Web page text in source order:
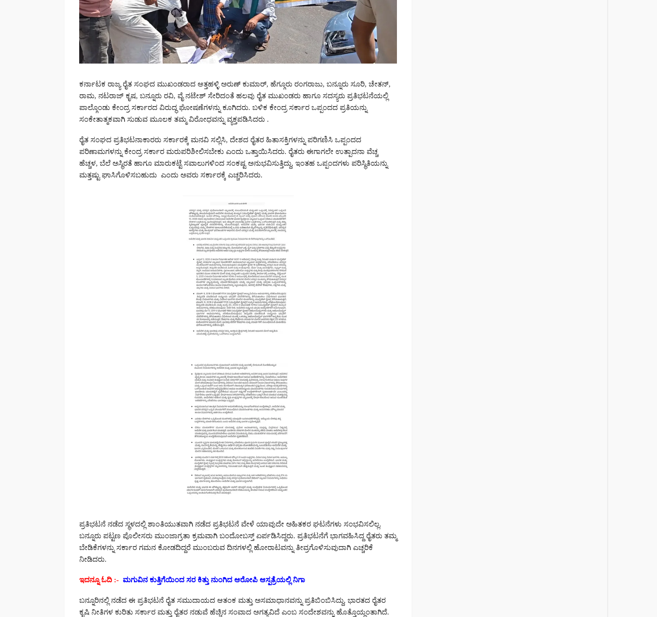
ಕರ್ನಾಟಕ ರಾಜ್ಯ ರೈತ ಸಂಘದ ಮುಖಂಡರಾದ ಆತ್ತಹಳ್ಳಿ ಅರುಣ್ ಕುಮಾರ್, ಹೆಗ್ಗೂರು ರಂಗರಾಜು, ಬನ್ನೂರು ಸೂರಿ, ಚೇತನ್,
ರಾಮ, ನಟರಾಜ್ ಕೃಷ, ಬನ್ನೂರು ರವಿ, ವೈ ನಟೇಶ್ ಸೇರಿದಂತೆ ಹಲವು ರೈತ ಮುಖಂಡರು ಹಾಗೂ ಸದಸ್ಯರು ಪ್ರತಿಭಟನೆಯಲ್ಲಿ
ಪಾಲ್ಗೊಂಡು ಕೇಂದ್ರ ಸರ್ಕಾರದ ವಿರುದ್ಧ ಘೋಷಣೆಗಳನ್ನು ಕೂಗಿದರು. ಬಳಿಕ ಕೇಂದ್ರ ಸರ್ಕಾರ ಒಪ್ಪಂದದ ಪ್ರತಿಯನ್ನು
ಸಂಕೇತಾತ್ಮಕವಾಗಿ ಸುಡುವ ಮೂಲಕ ತಮ್ಮ ವಿರೋಧವನ್ನು ವ್ಯಕ್ತಪಡಿಸಿದರು .
ರೈತ ಸಂಘದ ಪ್ರತಿಭಟನಾಕಾರರು ಸರ್ಕಾರಕ್ಕೆ ಮನವಿ ಸಲ್ಲಿಸಿ, ದೇಶದ ರೈತರ ಹಿತಾಸಕ್ತಿಗಳನ್ನು ಪರಿಗಣಿಸಿ ಒಪ್ಪಂದದ
ಪರಿಣಾಮಗಳನ್ನು ಕೇಂದ್ರ ಸರ್ಕಾರ ಮರುಪರಿಶೀಲಿಸಬೇಕು ಎಂದು ಒತ್ತಾಯಿಸಿದರು. ರೈತರು ಈಗಾಗಲೇ ಉತ್ಪಾದನಾ ವೆಚ್ಚ
ಹೆಚ್ಚಳ, ಬೆಲೆ ಅಸ್ಥಿರತೆ ಹಾಗೂ ಮಾರುಕಟ್ಟೆ ಸವಾಲುಗಳಿಂದ ಸಂಕಷ್ಟ ಅನುಭವಿಸುತ್ತಿದ್ದು, ಇಂತಹ ಒಪ್ಪಂದಗಳು ಪರಿಸ್ಥಿತಿಯನ್ನು
ಮತ್ತಷ್ಟು ಘಾಸಿಗೊಳಿಸಬಹುದು ಎಂದು ಅವರು ಸರ್ಕಾರಕ್ಕೆ ಎಚ್ಚರಿಸಿದರು.
ಪ್ರತಿಭಟನೆ ನಡೆದ ಸ್ಥಳದಲ್ಲಿ ಶಾಂತಿಯುತವಾಗಿ ನಡೆದ ಪ್ರತಿಭಟನೆ ವೇಳೆ ಯಾವುದೇ ಅಹಿತಕರ ಘಟನೆಗಳು ಸಂಭವಿಸಲಿಲ್ಲ.
ಬನ್ನೂರು ಪಟ್ಟಣ ಪೊಲೀಸರು ಮುಂಜಾಗ್ರತಾ ಕ್ರಮವಾಗಿ ಬಂದೋಬಸ್ತ್ ಏರ್ಪಡಿಸಿದ್ದರು. ಪ್ರತಿಭಟನೆಗೆ ಭಾಗವಹಿಸಿದ್ದ ರೈತರು ತಮ್ಮ
ಬೇಡಿಕೆಗಳನ್ನು ಸರ್ಕಾರ ಗಮನ ಕೋಡದಿದ್ದರೆ ಮುಂಬರುವ ದಿನಗಳಲ್ಲಿ ಹೋರಾಟವನ್ನು ತೀವ್ರಗೊಳಿಸುವುದಾಗಿ ಎಚ್ಚರಿಕೆ
ನೀಡಿದರು.
ಇದನ್ನೂ ಓದಿ :- ಮಗುವಿನ ಕುತ್ತಿಗೆಯಿಂದ ಸರ ಕಿತ್ತು ನುಂಗಿದ ಆರೋಪಿ ಆಸ್ಪತ್ರೆಯಲ್ಲಿ ನಿಗಾ
ಬನ್ನೂರಿನಲ್ಲಿ ನಡೆದ ಈ ಪ್ರತಿಭಟನೆ ರೈತ ಸಮುದಾಯದ ಆತಂಕ ಮತ್ತು ಅಸಮಾಧಾನವನ್ನು ಪ್ರತಿಬಿಂಬಿಸಿದ್ದು, ಭಾರತದ ರೈತರ
ಕೃಷಿ ನೀತಿಗಳ ಕುರಿತು ಸರ್ಕಾರ ಮತ್ತು ರೈತರ ನಡುವೆ ಹೆಚ್ಚಿನ ಸಂವಾದ ಅಗತ್ಯವಿದೆ ಎಂಬ ಸಂದೇಶವನ್ನು ಹೊತ್ತೊಯ್ದಂತಾಗಿದೆ.